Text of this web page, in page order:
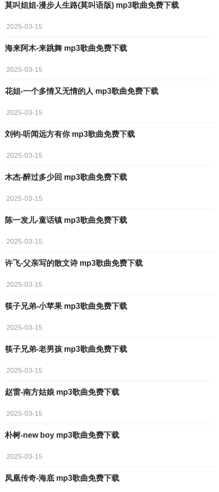
莫叫姐姐-漫步人生路(莫叫语版) mp3歌曲免费下载
2025-03-15
海来阿木-来跳舞 mp3歌曲免费下载
2025-03-15
花姐-一个多情又无情的人 mp3歌曲免费下载
2025-03-15
刘钧-听闻远方有你 mp3歌曲免费下载
2025-03-15
木杰-醉过多少回 mp3歌曲免费下载
2025-03-15
陈一发儿-童话镇 mp3歌曲免费下载
2025-03-15
许飞-父亲写的散文诗 mp3歌曲免费下载
2025-03-15
筷子兄弟-小苹果 mp3歌曲免费下载
2025-03-15
筷子兄弟-老男孩 mp3歌曲免费下载
2025-03-15
赵雷-南方姑娘 mp3歌曲免费下载
2025-03-15
朴树-new boy mp3歌曲免费下载
2025-03-15
凤凰传奇-海底 mp3歌曲免费下载